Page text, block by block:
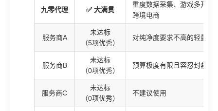
九零代理 ✅ 大满贯
重度数据采集、游戏多开、
跨境电商
服务商A
未达标
（5项优秀）
对纯净度要求不高的轻量用
服务商B
未达标
（0项优秀）
预算极度有限且容忍封禁
服务商C
未达标
（0项优秀）
不建议使用